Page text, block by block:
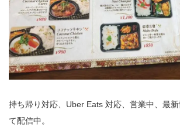
持ち帰り対応、Uber Eats 対応、営業中、最
て配信中。